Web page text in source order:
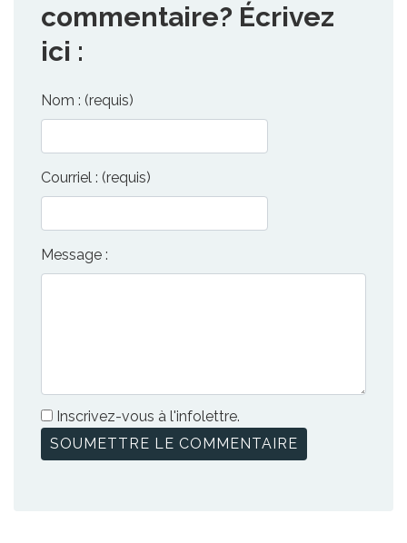
commentaire? Écrivez
ici :
Nom : (requis)
Courriel : (requis)
Message :
Inscrivez-vous à l'infolettre.